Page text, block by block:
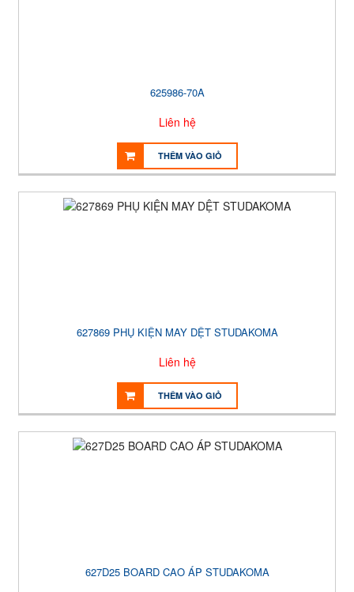
625986-70A
Liên hệ
THÊM VÀO GIỎ
627869 PHỤ KIỆN MAY DỆT STUDAKOMA
Liên hệ
THÊM VÀO GIỎ
627D25 BOARD CAO ÁP STUDAKOMA